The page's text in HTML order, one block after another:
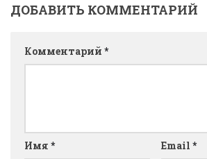
ДОБАВИТЬ КОММЕНТАРИЙ
Комментарий *
Имя * Email *